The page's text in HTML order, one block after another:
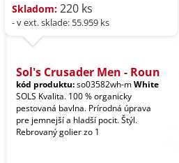
Skladom: 220 ks
- v ext. sklade: 55.959 ks
Sol's Crusader Men - Roun
kód produktu:so03582wh-mWhite
SOLS Kvalita. 100 % organicky
pestovaná bavlna. Prírodná úprava
pre jemnejší a hladší pocit. Štýl.
Rebrovaný golier zo 1